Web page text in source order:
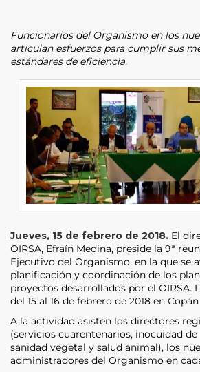
Funcionarios del Organismo en los
articulan esfuerzos para cumplir sus
estándares de eficiencia.
Jueves, 15 de febrero de 2018. El
OIRSA, Efraín Medina, preside la 9ª
Ejecutivo del Organismo, en la que se
planificación y coordinación de los
proyectos desarrollados por el OIRSA.
del 15 al 16 de febrero de 2018 en
A la actividad asisten los directores
(servicios cuarentenarios, inocuidad
sanidad vegetal y salud animal), los
administradores del Organismo en